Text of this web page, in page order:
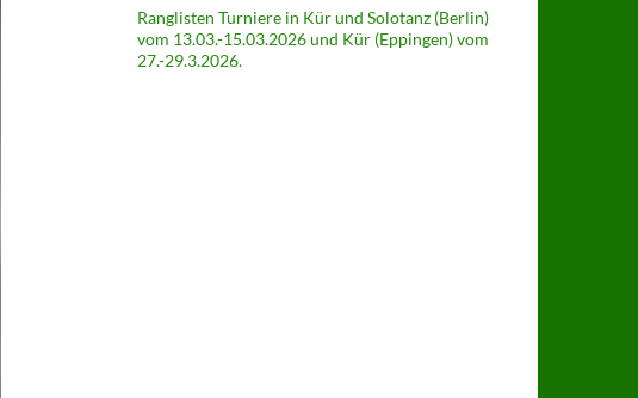
Ranglisten Turniere in Kür und Solotanz (Berlin)
vom 13.03.-15.03.2026 und Kür (Eppingen) vom
27.-29.3.2026.